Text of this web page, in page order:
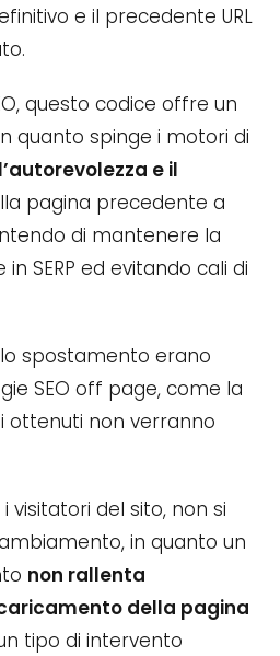
e il precedente URL
questo codice offre un
quanto spinge i motori di
e il
pagina precedente a
di mantenere la
SERP ed evitando cali di
spostamento erano
SEO off page, come la
ottenuti non verranno
visitatori del sito, non si
in quanto un
non rallenta
della pagina
tipo di intervento